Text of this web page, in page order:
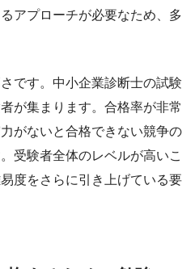
アプローチが必要なため、多
です。中小企業診断士の試験
が集まります。合格率が非常
がないと合格できない競争の
受験者全体のレベルが高いこ
度をさらに引き上げている要